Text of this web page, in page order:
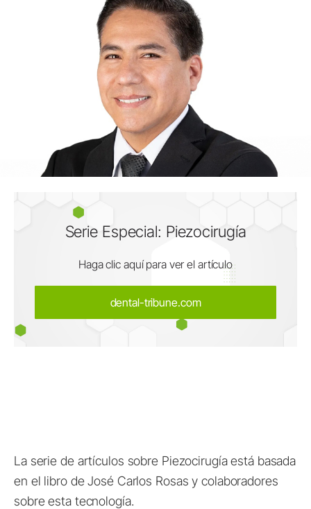
Serie Especial: Piezocirugía
Haga clic aquí para ver el artículo
dental-tribune.com
La serie de artículos sobre Piezocirugía está basada
en el libro de José Carlos Rosas y colaboradores
sobre esta tecnología.